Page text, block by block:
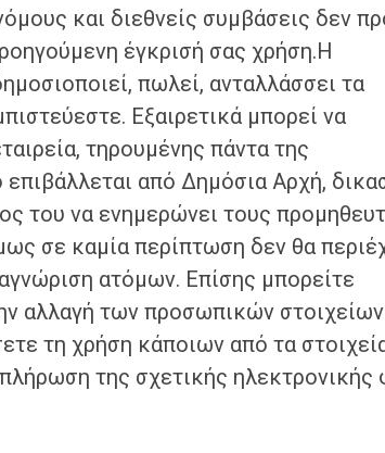
και διεθνείς συμβάσεις δεν
έγκρισή σας χρήση.H
πωλεί, ανταλλάσσει τα
Εξαιρετικά μπορεί να
τηρουμένης πάντα της
από Δημόσια Αρχή,
του να ενημερώνει τους
σε καμία περίπτωση δεν θα
ατόμων. Επίσης μπορείτε
αλλαγή των προσωπικών
τη χρήση κάποιων από τα
της σχετικής ηλεκτρονικής